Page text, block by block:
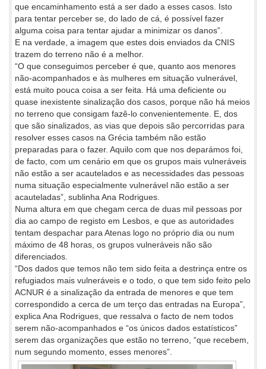
que encaminhamento está a ser dado a esses casos. Isto
para tentar perceber se, do lado de cá, é possível fazer
alguma coisa para tentar ajudar a minimizar os danos”.
E na verdade, a imagem que estes dois enviados da CNIS
trazem do terreno não é a melhor.
“O que conseguimos perceber é que, quanto aos menores
não-acompanhados e às mulheres em situação vulnerável,
está muito pouca coisa a ser feita. Há uma deficiente ou
quase inexistente sinalização dos casos, porque não há meios
no terreno que consigam fazê-lo convenientemente. E, dos
que são sinalizados, as vias que depois são percorridas para
resolver esses casos na Grécia também não estão
preparadas para o fazer. Aquilo com que nos deparámos foi,
de facto, com um cenário em que os grupos mais vulneráveis
não estão a ser acautelados e as necessidades das pessoas
numa situação especialmente vulnerável não estão a ser
acauteladas”, sublinha Ana Rodrigues.
Numa altura em que chegam cerca de duas mil pessoas por
dia ao campo de registo em Lesbos, e que as autoridades
tentam despachar para Atenas logo no próprio dia ou num
máximo de 48 horas, os grupos vulneráveis não são
diferenciados.
“Dos dados que temos não tem sido feita a destrinça entre os
refugiados mais vulneráveis e o todo, o que tem sido feito pelo
ACNUR é a sinalização da entrada de menores e que tem
correspondido a cerca de um terço das entradas na Europa”,
explica Ana Rodrigues, que ressalva o facto de nem todos
serem não-acompanhados e “os únicos dados estatísticos”
serem das organizações que estão no terreno, “que recebem,
num segundo momento, esses menores”.